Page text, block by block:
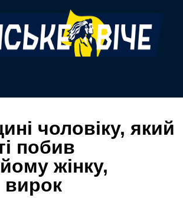
чоловіку, який
побив
жінку,
вирок